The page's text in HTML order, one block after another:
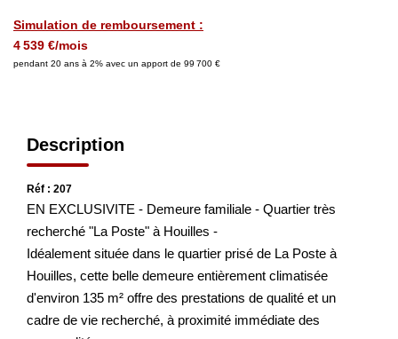
Simulation de remboursement :
4 539 €/mois
pendant 20 ans à 2% avec un apport de 99 700 €
Description
Réf : 207
EN EXCLUSIVITE - Demeure familiale - Quartier très
recherché "La Poste" à Houilles -
Idéalement située dans le quartier prisé de La Poste à
Houilles, cette belle demeure entièrement climatisée
d'environ 135 m² offre des prestations de qualité et un
cadre de vie recherché, à proximité immédiate des